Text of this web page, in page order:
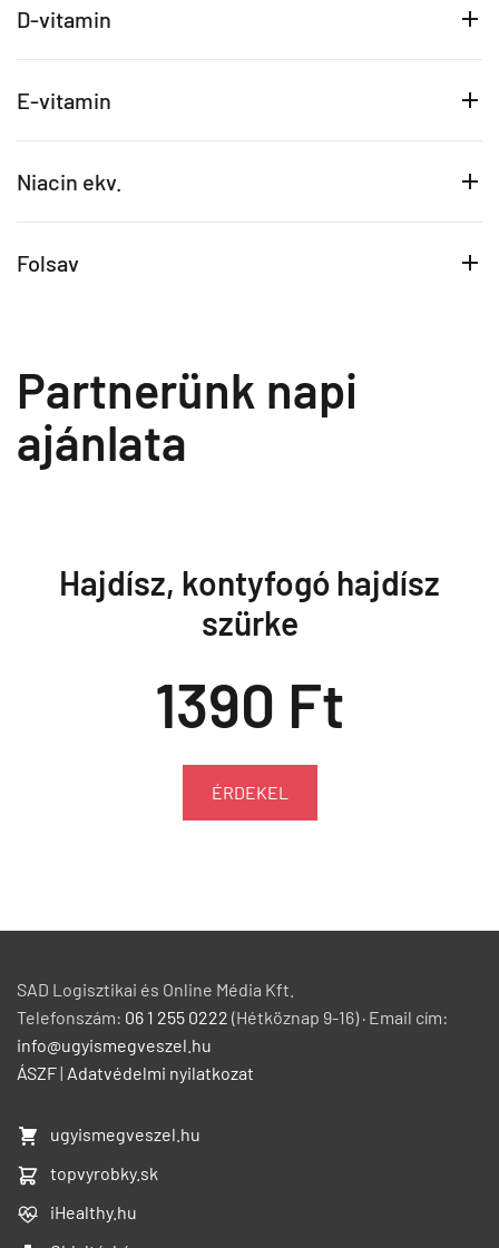
D-vitamin
E-vitamin
Niacin ekv.
Folsav
Partnerünk napi
ajánlata
Hajdísz, kontyfogó hajdísz
szürke
1390 Ft
ÉRDEKEL
SAD Logisztikai és Online Média Kft.
Telefonszám: 06 1 255 0222 (Hétköznap 9-16) · Email cím:
info@ugyismegveszel.hu
ÁSZF| Adatvédelmi nyilatkozat
ugyismegveszel.hu
topvyrobky.sk
iHealthy.hu